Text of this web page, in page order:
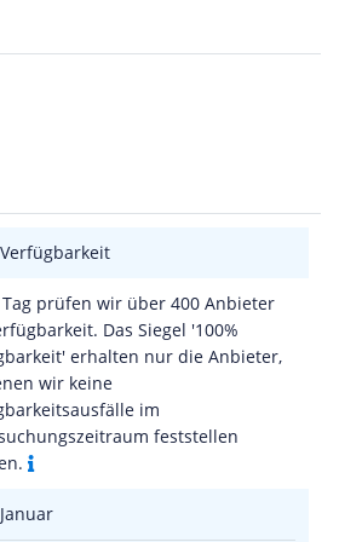
Tag prüfen wir über 400 Anbieter
Das Siegel '100%
erhalten nur die Anbieter,
wir keine
im
feststellen
Januar